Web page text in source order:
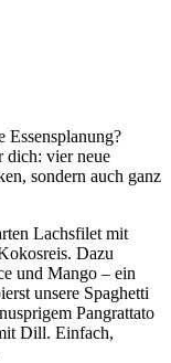
Essensplanung?
dich: vier neue
sondern auch ganz
Lachsfilet mit
Dazu
und Mango – ein
unsere Spaghetti
Pangrattato
Dill. Einfach,